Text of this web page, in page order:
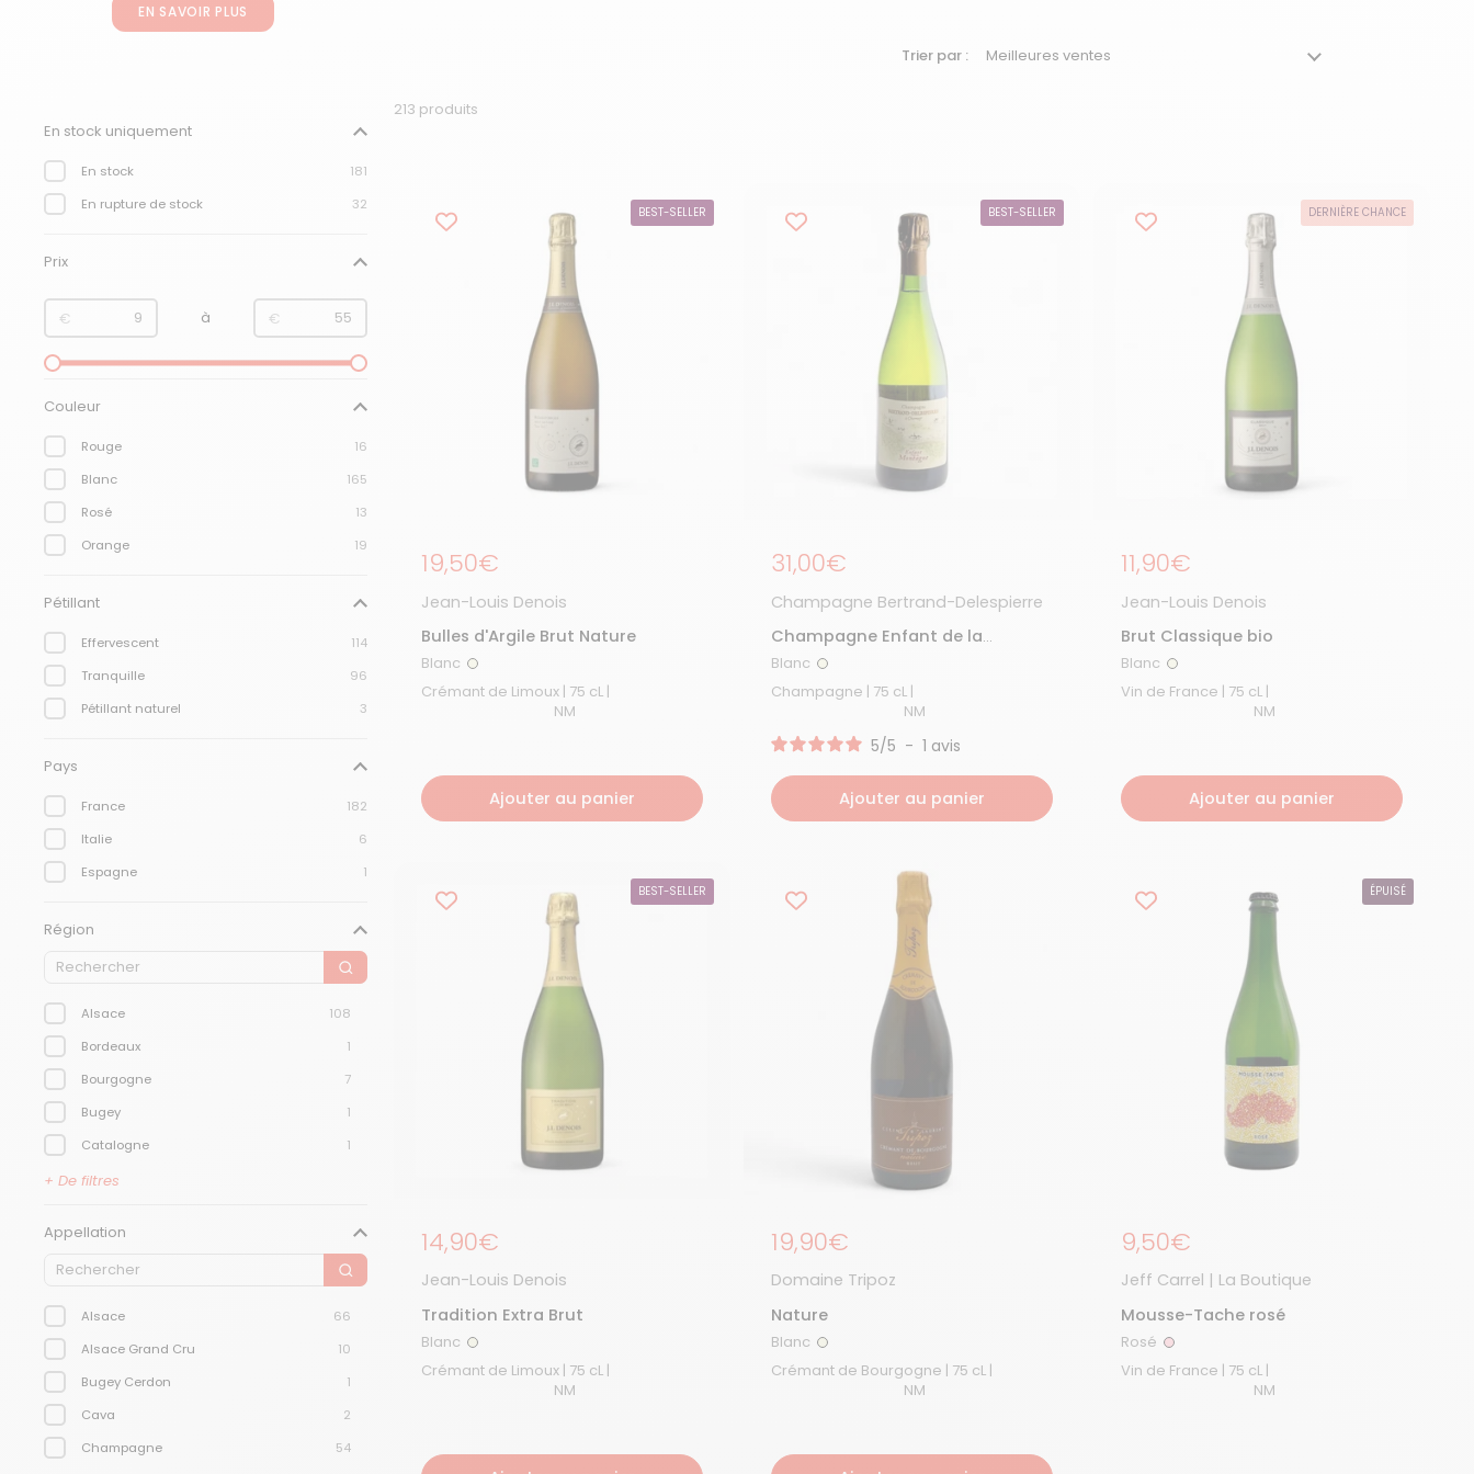
EN SAVOIR PLUS
En stock uniquement
En stock
181
En rupture de stock
32
Prix
de€ à €
Couleur
Rouge
16
Blanc
165
Rosé
13
Orange
19
Pétillant
Effervescent
114
Tranquille
96
Pétillant naturel
3
Pays
France
182
Italie
6
Espagne
1
Région
Alsace
108
Bordeaux
1
Bourgogne
7
Bugey
1
Catalogne
1
Champagne
Loire
12
Normandie
2
Sud-Ouest
8
Vénétie
6
+ De filtres
Appellation
Alsace
66
Alsace Grand Cru
10
Bugey Cerdon
1
Cava
2
Champagne
54
213 produits
Trier par :
BEST-SELLER
Prix régulier
19,50€
Jean-Louis Denois
Bulles d'Argile Brut Nature
Blanc Blanc
Crémant de Limoux | 75 cL |
NM
Ajouter au panier
BEST-SELLER
Prix régulier
31,00€
Champagne Bertrand-Delespierre
Champagne Enfant de la
Montagne Extra Brut
Blanc Blanc
Champagne | 75 cL |
NM
5/5 - 1 avis
Ajouter au panier
DERNIÈRE CHANCE
Prix régulier
11,90€
Jean-Louis Denois
Brut Classique bio
Blanc Blanc
Vin de France | 75 cL |
NM
Ajouter au panier
BEST-SELLER
Prix régulier
14,90€
Jean-Louis Denois
Tradition Extra Brut
Blanc Blanc
Crémant de Limoux | 75 cL |
NM
Prix régulier
19,90€
Domaine Tripoz
Nature
Blanc Blanc
Crémant de Bourgogne | 75 cL |
NM
ÉPUISÉ
Prix régulier
9,50€
Jeff Carrel | La Boutique
Mousse-Tache rosé
Rosé Rosé
Vin de France | 75 cL |
NM